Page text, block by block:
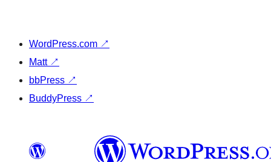
WordPress.com ↗
Matt ↗
bbPress ↗
BuddyPress ↗